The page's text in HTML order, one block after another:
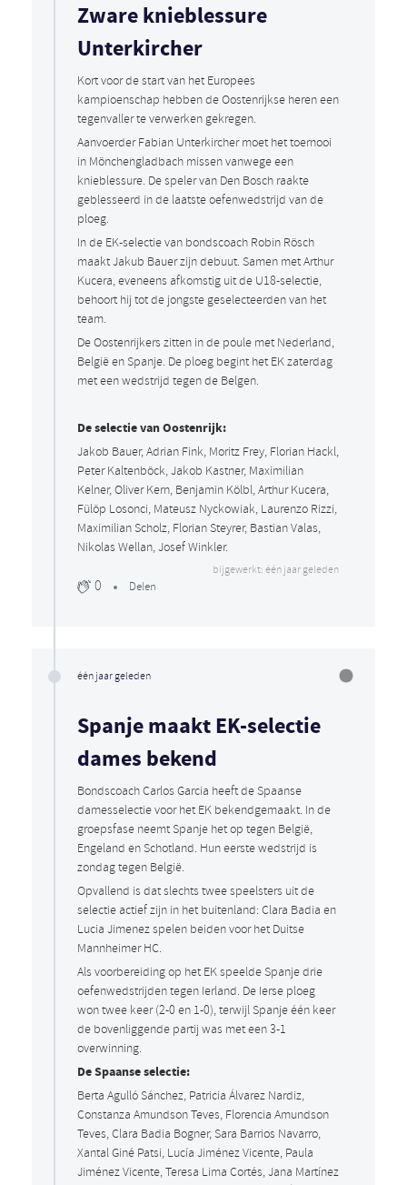
Zware knieblessure
Unterkircher
Kort voor de start van het Europees
kampioenschap hebben de Oostenrijkse heren een
tegenvaller te verwerken gekregen.
Aanvoerder Fabian Unterkircher moet het toernooi
in Mönchengladbach missen vanwege een
knieblessure. De speler van Den Bosch raakte
geblesseerd in de laatste oefenwedstrijd van de
ploeg.
In de EK-selectie van bondscoach Robin Rösch
maakt Jakub Bauer zijn debuut. Samen met Arthur
Kucera, eveneens afkomstig uit de U18-selectie,
behoort hij tot de jongste geselecteerden van het
team.
De Oostenrijkers zitten in de poule met Nederland,
België en Spanje. De ploeg begint het EK zaterdag
met een wedstrijd tegen de Belgen.
De selectie van Oostenrijk:
Jakob Bauer, Adrian Fink, Moritz Frey, Florian Hackl,
Peter Kaltenböck, Jakob Kastner, Maximilian
Kelner, Oliver Kern, Benjamin Kölbl, Arthur Kucera,
Fülöp Losonci, Mateusz Nyckowiak, Laurenzo Rizzi,
Maximilian Scholz, Florian Steyrer, Bastian Valas,
Nikolas Wellan, Josef Winkler.
bijgewerkt: één jaar geleden
0 Delen
één jaar geleden
Spanje maakt EK-selectie
dames bekend
Bondscoach Carlos Garcia heeft de Spaanse
damesselectie voor het EK bekendgemaakt. In de
groepsfase neemt Spanje het op tegen België,
Engeland en Schotland. Hun eerste wedstrijd is
zondag tegen België.
Opvallend is dat slechts twee speelsters uit de
selectie actief zijn in het buitenland: Clara Badia en
Lucia Jimenez spelen beiden voor het Duitse
Mannheimer HC.
Als voorbereiding op het EK speelde Spanje drie
oefenwedstrijden tegen Ierland. De Ierse ploeg
won twee keer (2-0 en 1-0), terwijl Spanje één keer
de bovenliggende partij was met een 3-1
overwinning.
De Spaanse selectie:
Berta Agulló Sánchez, Patricia Álvarez Nardiz,
Constanza Amundson Teves, Florencia Amundson
Teves, Clara Badia Bogner, Sara Barrios Navarro,
Xantal Giné Patsi, Lucía Jiménez Vicente, Paula
Jiménez Vicente, Teresa Lima Cortés, Jana Martínez